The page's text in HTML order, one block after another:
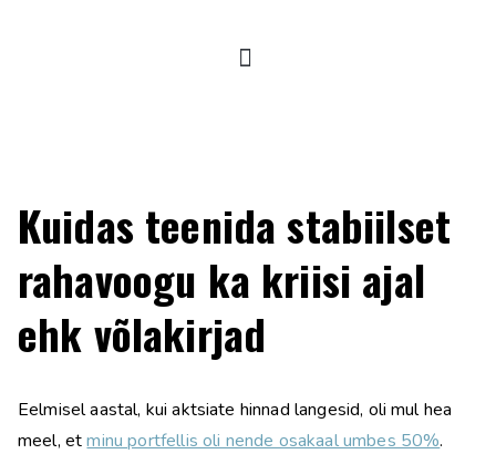
Kuidas teenida stabiilset
rahavoogu ka kriisi ajal
ehk võlakirjad
Eelmisel aastal, kui aktsiate hinnad langesid, oli mul hea
meel, etminu portfellis oli nende osakaal umbes 50%.